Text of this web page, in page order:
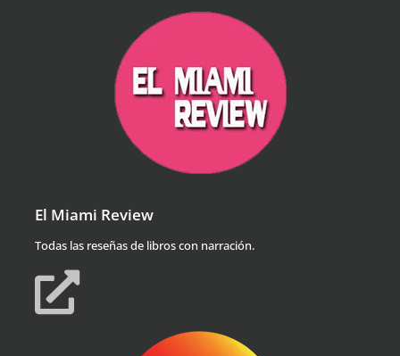
El Miami Review
Todas las reseñas de libros con narración.